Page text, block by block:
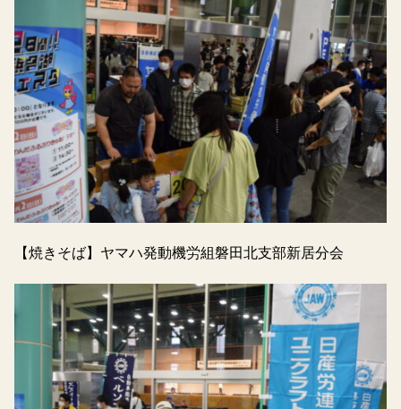
【焼きそば】ヤマハ発動機労組磐田北支部新居分会